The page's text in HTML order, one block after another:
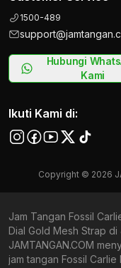
1500-489
Hubungi
Kami
Ikuti Kami di:
Copyright © 2026
Jam Tangan Fossil
Dial Gold Mesh Strap di
JAMTANGAN.COM
jam tangan Fossil